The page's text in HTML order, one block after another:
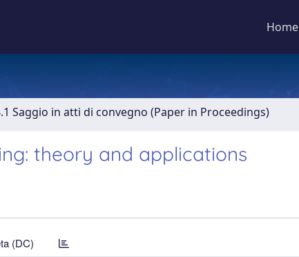
Home
Saggio in atti di convegno (Paper in Proceedings)
theory and applications
(DC)